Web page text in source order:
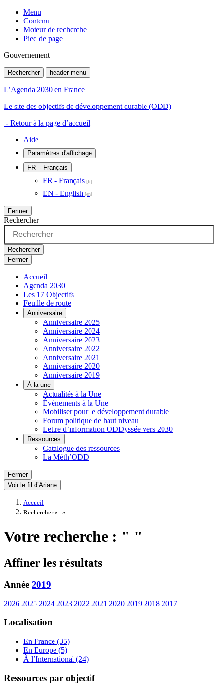
Menu
Contenu
Moteur de recherche
Pied de page
Gouvernement
Rechercher header menu
L’Agenda 2030 en France
Le site des objectifs de développement durable (ODD)
- Retour à la page d’accueil
Aide
Paramètres d'affichage
FR - Français
FR - Français
EN - English
Fermer
Rechercher
Rechercher
Fermer
Accueil
Agenda 2030
Les 17 Objectifs
Feuille de route
Anniversaire
Anniversaire 2025
Anniversaire 2024
Anniversaire 2023
Anniversaire 2022
Anniversaire 2021
Anniversaire 2020
Anniversaire 2019
À la une
Actualités à la Une
Événements à la Une
Mobiliser pour le développement durable
Forum politique de haut niveau
Lettre d’information ODDyssée vers 2030
Ressources
Catalogue des ressources
La Méth’ODD
Fermer
Voir le fil d’Ariane
Accueil
Rechercher «
»
Votre recherche : " "
Affiner les résultats
Année 2019
2026 2025 2024 2023 2022 2021 2020 2019 2018 2017
Localisation
En France (35)
En Europe (5)
À l’International (24)
Ressources par objectif